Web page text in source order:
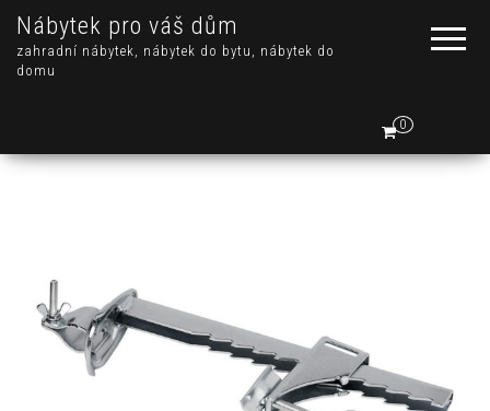
Nábytek pro váš dům
zahradní nábytek, nábytek do bytu, nábytek do
domu
0